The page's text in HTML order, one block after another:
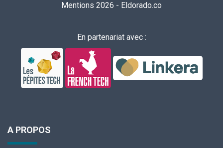
Mentions 2026 - Eldorado.co
En partenariat avec :
A PROPOS